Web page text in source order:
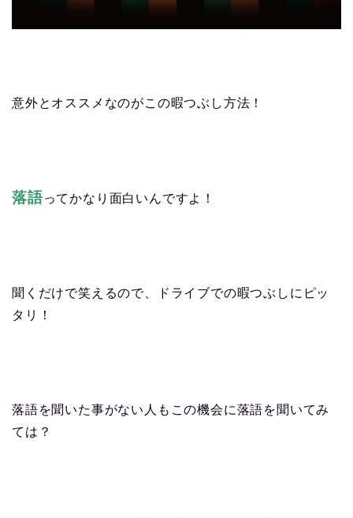
意外とオススメなのがこの暇つぶし方法！
落語ってかなり面白いんですよ！
聞くだけで笑えるので、ドライブでの暇つぶしにピッ
タリ！
落語を聞いた事がない人もこの機会に落語を聞いてみ
ては？